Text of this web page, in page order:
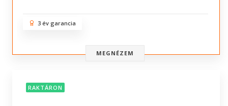
3 év garancia
MEGNÉZEM
RAKTÁRON